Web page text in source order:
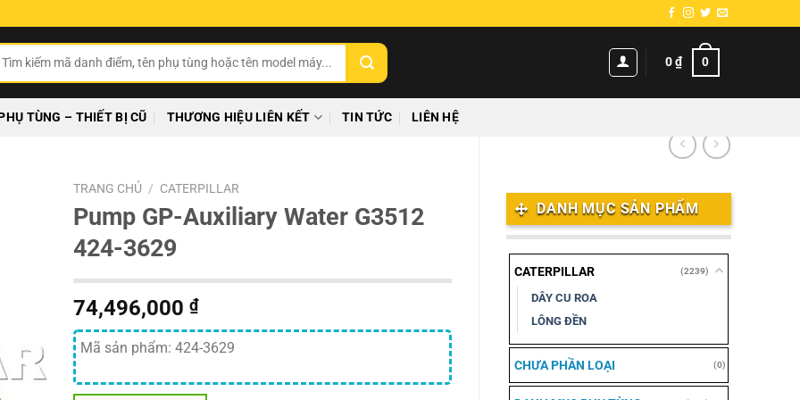
0₫ 0
TÙNG – THIẾT BỊ CŨ THƯƠNG HIỆU LIÊN KẾT TIN TỨC LIÊN HỆ
DANH MỤC SẢN PHẨM
CATERPILLAR (2239)
DÂY CU ROA
LÔNG ĐỀN
CHƯA PHẦN LOẠI (0)
TRANG CHỦ / CATERPILLAR
Pump GP-Auxiliary Water G3512
424-3629
74,496,000₫
Mã sản phẩm: 424-3629